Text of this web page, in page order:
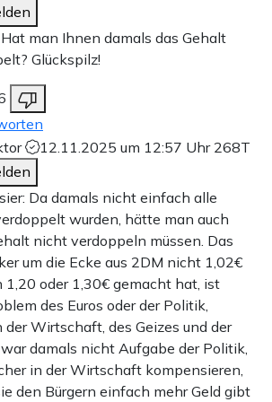
man Ihnen damals das Gehalt
Glückspilz!
12.11.2025 um 12:57 Uhr 268T
Da damals nicht einfach alle
wurden, hätte man auch
nicht verdoppeln müssen. Das
um die Ecke aus 2DM nicht 1,02€
1,20 oder 1,30€ gemacht hat, ist
des Euros oder der Politik,
der Wirtschaft, des Geizes und der
war damals nicht Aufgabe der Politik,
in der Wirtschaft kompensieren,
den Bürgern einfach mehr Geld gibt